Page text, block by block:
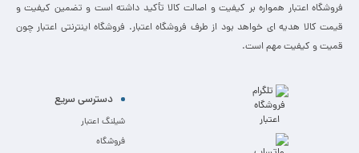
فروشگاه اعتبار همواره بر کیفیت و اصالت کالا تأکید داشته است و تضمین کیفیت و
قیمت کالا هدیه ای خواهد بود از طرف فروشگاه اعتبار. فروشگاه اینترنتی اعتبار چون
قمیت و کیفیت مهم است.
دسترسی سریع
شیلنگ اعتبار
فروشگاه